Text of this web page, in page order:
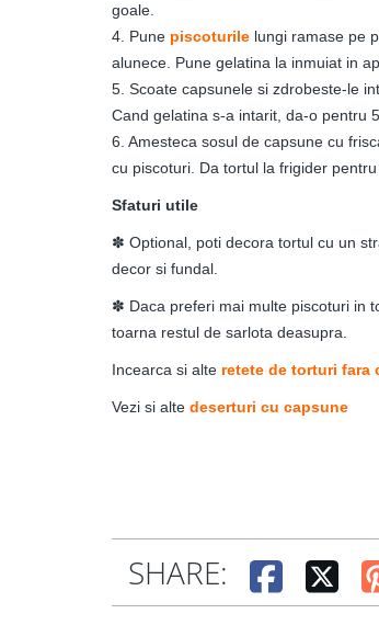
goale.
4. Pune piscoturile lungi ramase pe
alunece. Pune gelatina la inmuiat in
5. Scoate capsunele si zdrobeste-le
Cand gelatina s-a intarit, da-o pentru
6. Amesteca sosul de capsune cu
cu piscoturi. Da tortul la frigider
Sfaturi utile
✽ Optional, poti decora tortul cu un
decor si fundal.
✽ Daca preferi mai multe piscoturi in
toarna restul de sarlota deasupra.
Incearca si alte retete de torturi fara
Vezi si alte deserturi cu capsune
SHARE: